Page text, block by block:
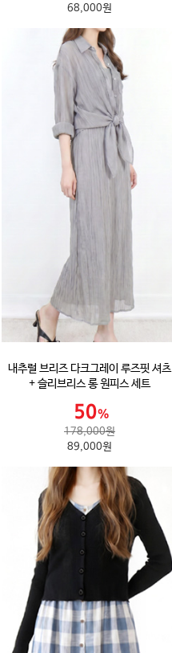
68,000원
내추럴 브리즈 다크그레이 루즈핏 셔츠
+ 슬리브리스 롱 원피스 세트
178,000원
89,000원